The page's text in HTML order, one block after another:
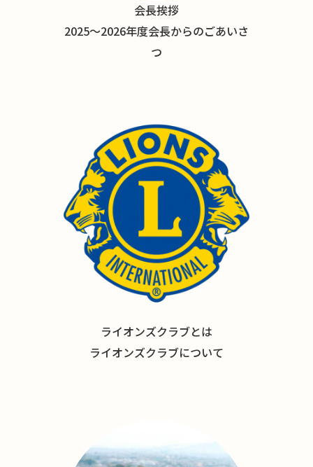
会長挨拶
2025〜2026年度会長からのごあいさ
つ
ライオンズクラブとは
ライオンズクラブについて